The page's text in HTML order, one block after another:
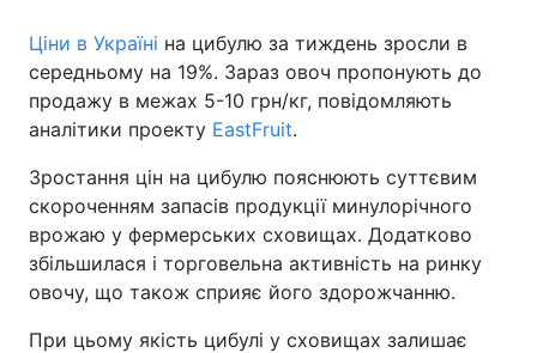
Ціни в Україні на цибулю за тиждень зросли в
середньому на 19%. Зараз овоч пропонують до
продажу в межах 5-10 грн/кг, повідомляють
аналітики проекту EastFruit.
Зростання цін на цибулю пояснюють суттєвим
скороченням запасів продукції минулорічного
врожаю у фермерських сховищах. Додатково
збільшилася і торговельна активність на ринку
овочу, що також сприяє його здорожчанню.
При цьому якість цибулі у сховищах залишає